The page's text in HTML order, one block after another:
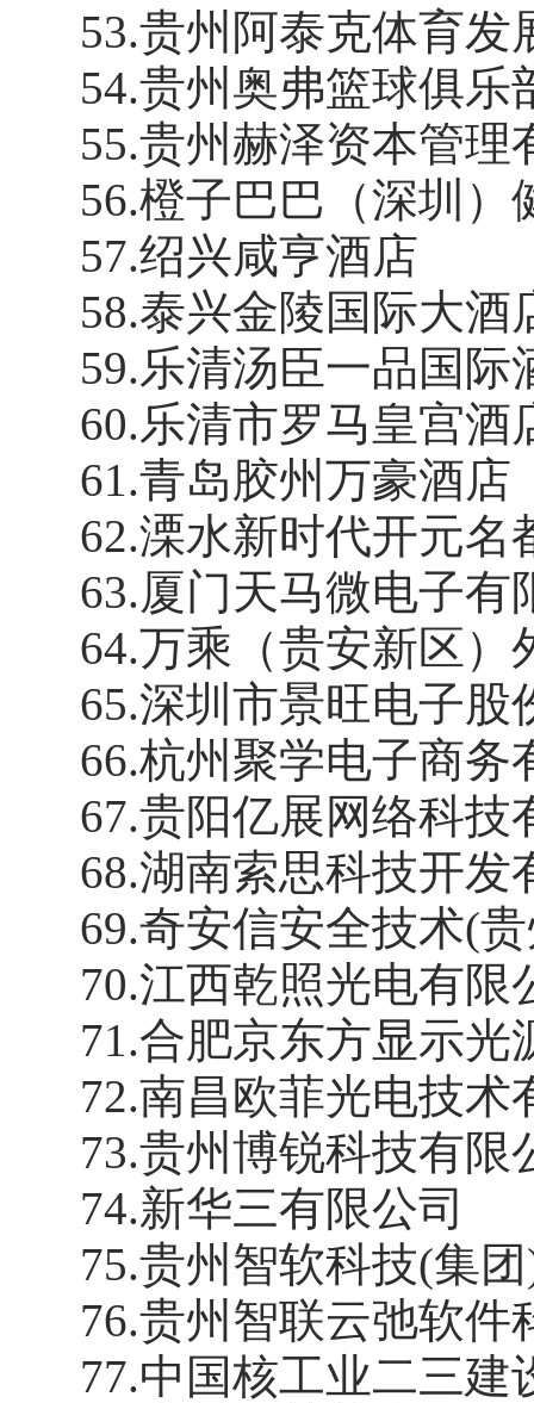
53.贵州阿泰克体育发
54.贵州奥弗篮球俱乐
55.贵州赫泽资本管理
56.橙子巴巴（深圳）
57.绍兴咸亨酒店
58.泰兴金陵国际大酒
59.乐清汤臣一品国际
60.乐清市罗马皇宫酒
61.青岛胶州万豪酒店
62.溧水新时代开元名
63.厦门天马微电子有
64.万乘（贵安新区）
65.深圳市景旺电子股
66.杭州聚学电子商务
67.贵阳亿展网络科技
68.湖南索思科技开发
69.奇安信安全技术(
70.江西乾照光电有限
71.合肥京东方显示光
72.南昌欧菲光电技术
73.贵州博锐科技有限
74.新华三有限公司
75.贵州智软科技(集
76.贵州智联云弛软件
77.中国核工业二三建